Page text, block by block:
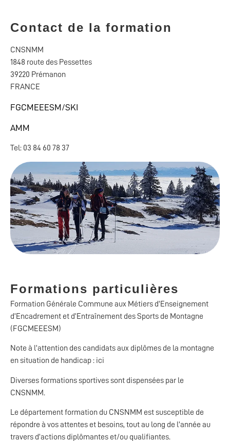
Contact de la formation
CNSNMM
1848 route des Pessettes
39220 Prémanon
FRANCE
FGCMEEESM/SKI
AMM
Tel: 03 84 60 78 37
Formations particulières
Formation Générale Commune aux Métiers d’Enseignement
d’Encadrement et d’Entraînement des Sports de Montagne
(FGCMEEESM)
Note à l’attention des candidats aux diplômes de la montagne
en situation de handicap : ici
Diverses formations sportives sont dispensées par le
CNSNMM.
Le département formation du CNSNMM est susceptible de
répondre à vos attentes et besoins, tout au long de l’année au
travers d’actions diplômantes et/ou qualifiantes.